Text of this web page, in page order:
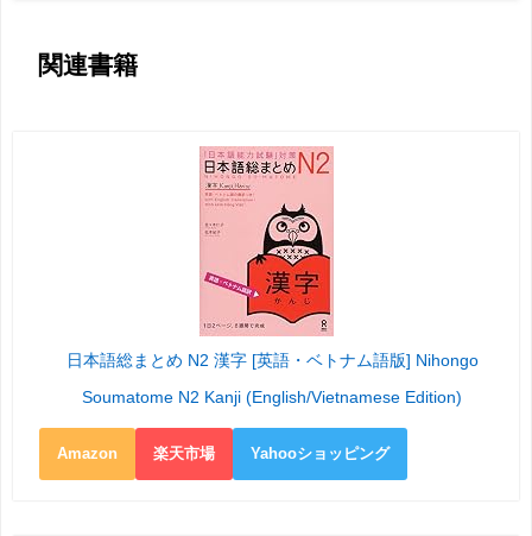
関連書籍
日本語総まとめ N2 漢字 [英語・ベトナム語版] Nihongo
Soumatome N2 Kanji (English/Vietnamese Edition)
Amazon 楽天市場 Yahooショッピング